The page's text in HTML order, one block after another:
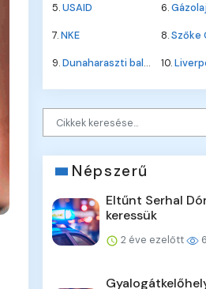
5.USAID 6.Gázolaj
7.NKE 8.Szőke
9.Dunaharaszti baleset 10.
Népszerű
Eltűnt Serhal
keressük
2 éve ezelőtt